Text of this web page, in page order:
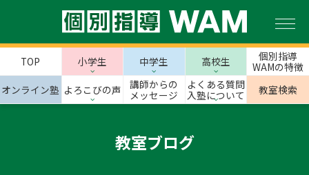
TOP 小学生 中学生 高校生
個別指導
WAMの特徴
オンライン塾 よろこびの声
講師からの
メッセージ
よくある質問
入塾について
教室検索
教室ブログ